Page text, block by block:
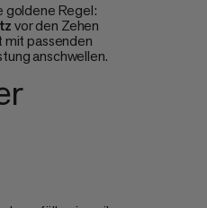
goldene Regel:
vor den Zehen
mit passenden
anschwellen.